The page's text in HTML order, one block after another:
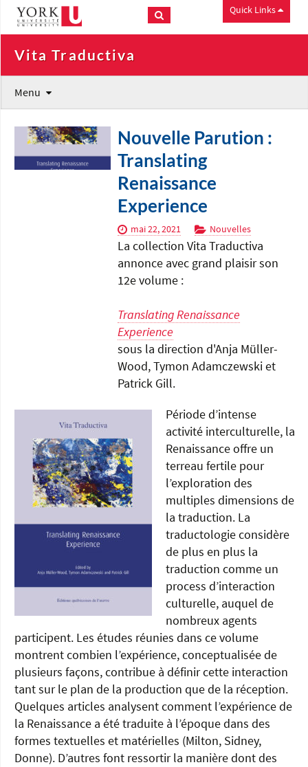
Quick Links
Vita Traductiva
Menu
Nouvelle Parution :
Translating
Renaissance
Experience
mai 22, 2021 Nouvelles
La collection Vita Traductiva
annonce avec grand plaisir son
12e volume :
Translating Renaissance
Experience
sous la direction d'Anja Müller-
Wood, Tymon Adamczewski et
Patrick Gill.
Période d’intense
activité interculturelle, la
Renaissance offre un
terreau fertile pour
l’exploration des
multiples dimensions de
la traduction. La
traductologie considère
de plus en plus la
traduction comme un
process d’interaction
culturelle, auquel de
nombreux agents
participent. Les études réunies dans ce volume
montrent combien l’expérience, conceptualisée de
plusieurs façons, contribue à définir cette interaction
tant sur le plan de la production que de la réception.
Quelques articles analysent comment l’expérience de
la Renaissance a été traduite à l’époque dans des
formes textuelles et matérielles (Milton, Sidney,
Donne). D’autres font ressortir la manière dont des